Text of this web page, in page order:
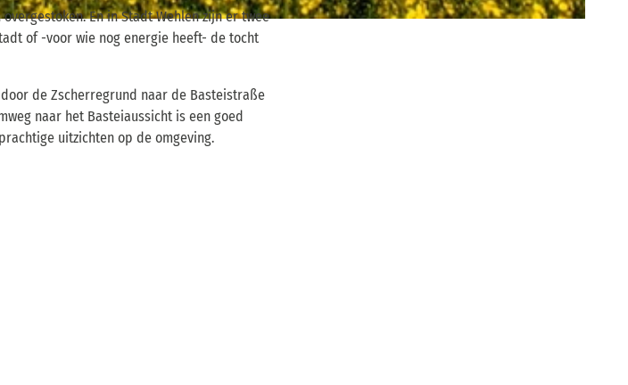
En in Stadt Wehlen zijn er twee
of -voor wie nog energie heeft- de tocht
de Zscherregrund naar de Basteistraße
naar het Basteiaussicht is een goed
uitzichten op de omgeving.